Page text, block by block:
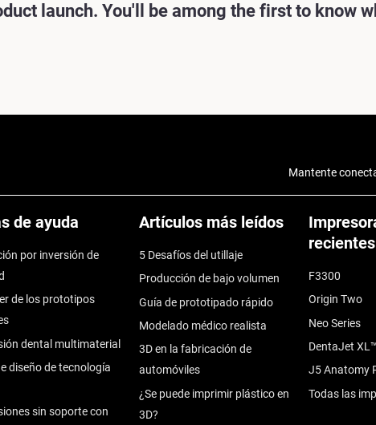
launch. You'll be among the first to know
de ayuda
por inversión de
de los prototipos
dental multimaterial
diseño de tecnología
sin soporte con
Artículos más leídos
5 Desafíos del utillaje
Producción de bajo volumen
Guía de prototipado rápido
Modelado médico realista
3D en la fabricación de
automóviles
¿Se puede imprimir plástico en
3D?
recientes
F3300
Origin Two
Neo Series
DentaJet XL™
J5 Anatomy
Todas las
Mantente